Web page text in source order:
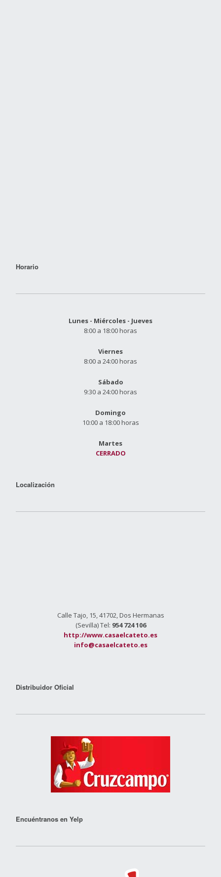
Horario
Lunes - Miércoles - Jueves
8:00 a 18:00 horas
Viernes
8:00 a 24:00 horas
Sábado
9:30 a 24:00 horas
Domingo
10:00 a 18:00 horas
Martes
CERRADO
Localización
Calle Tajo, 15, 41702, Dos Hermanas
(Sevilla) Tel: 954 724 106
http://www.casaelcateto.es
info@casaelcateto.es
Distribuidor Oficial
Encuéntranos en Yelp